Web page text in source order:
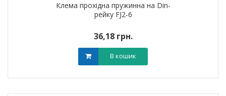
Клема прохідна пружинна на Din-
рейку FJ2-6
36,18 грн.
В кошик